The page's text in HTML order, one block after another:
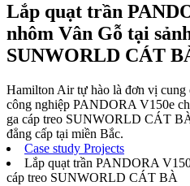
Lắp quạt trần
nhôm Vân Gỗ tại
SUNWORLD CÁT
Hamilton Air tự hào là đơn vị cung
công nghiệp PANDORA V150e
ga cáp treo SUNWORLD CÁT
đẳng cấp tại miền Bắc.
Case study Projects
Lắp quạt trần PANDORA
cáp treo SUNWORLD CÁT BÀ